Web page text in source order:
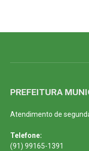
PREFEITURA
Atendimento de
Telefone:
(91) 99165-1391